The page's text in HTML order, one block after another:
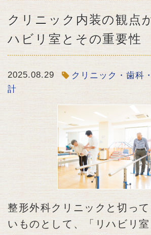
クリニック内装の観点
ハビリ室とその重要性
2025.08.29
クリニック・歯科
計
整形外科クリニックと切っ
いものとして、「リハビリ室